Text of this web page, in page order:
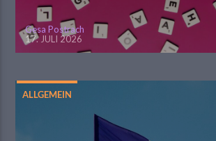
Gesa Postrach
17. JULI 2026
ALLGEMEIN